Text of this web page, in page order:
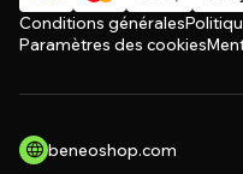
Conditions générales
Paramètres des cookies
beneoshop.com